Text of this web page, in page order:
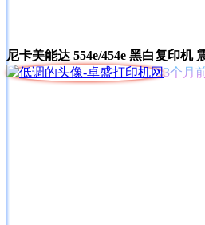
尼卡美能达 554e/454e 黑白复印机
3个月